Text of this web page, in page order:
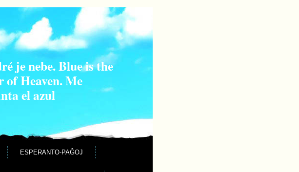
je nebe. Blue is the
of Heaven. Me
el azul
ESPERANTO-PAĜOJ